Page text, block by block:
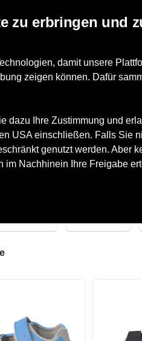
zu erbringen und
damit unsere
zeigen können. Dafür
dazu Ihre Zustimmung und
USA einschließen. Falls
genutzt werden.
Nachhinein Ihre Freigabe
Accessoires